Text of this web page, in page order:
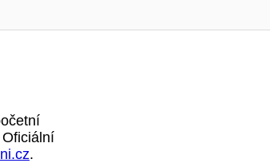
Oficiální
.